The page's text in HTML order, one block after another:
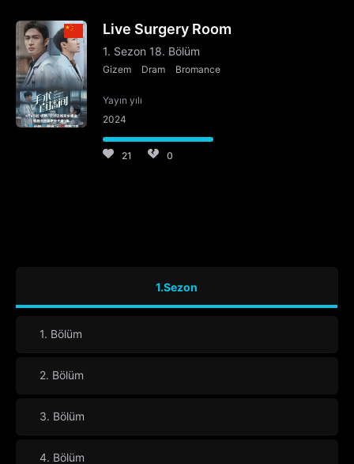
Live Surgery Room
1. Sezon 18. Bölüm
Gizem Dram Bromance
Yayın yılı
2024
21 0
1.Sezon
1. Bölüm
2. Bölüm
3. Bölüm
4. Bölüm